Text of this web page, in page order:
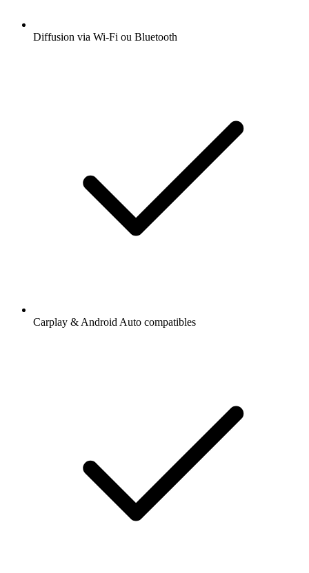
Diffusion via Wi-Fi ou Bluetooth
Carplay & Android Auto compatibles